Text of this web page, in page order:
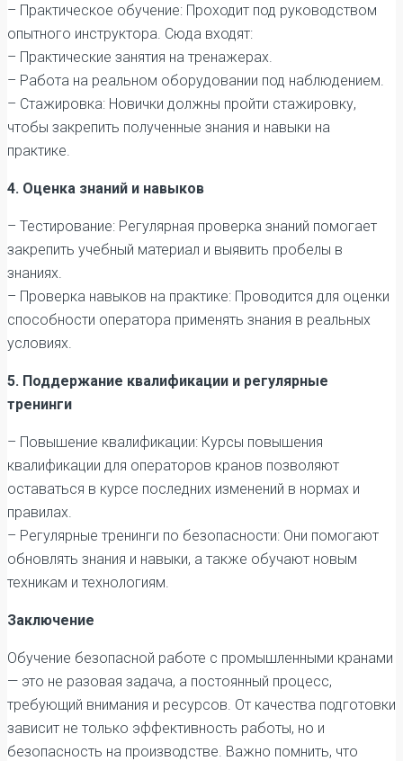
– Практическое обучение: Проходит под руководством
опытного инструктора. Сюда входят:
– Практические занятия на тренажерах.
– Работа на реальном оборудовании под наблюдением.
– Стажировка: Новички должны пройти стажировку,
чтобы закрепить полученные знания и навыки на
практике.
4. Оценка знаний и навыков
– Тестирование: Регулярная проверка знаний помогает
закрепить учебный материал и выявить пробелы в
знаниях.
– Проверка навыков на практике: Проводится для оценки
способности оператора применять знания в реальных
условиях.
5. Поддержание квалификации и регулярные
тренинги
– Повышение квалификации: Курсы повышения
квалификации для операторов кранов позволяют
оставаться в курсе последних изменений в нормах и
правилах.
– Регулярные тренинги по безопасности: Они помогают
обновлять знания и навыки, а также обучают новым
техникам и технологиям.
Заключение
Обучение безопасной работе с промышленными кранами
— это не разовая задача, а постоянный процесс,
требующий внимания и ресурсов. От качества подготовки
зависит не только эффективность работы, но и
безопасность на производстве. Важно помнить, что